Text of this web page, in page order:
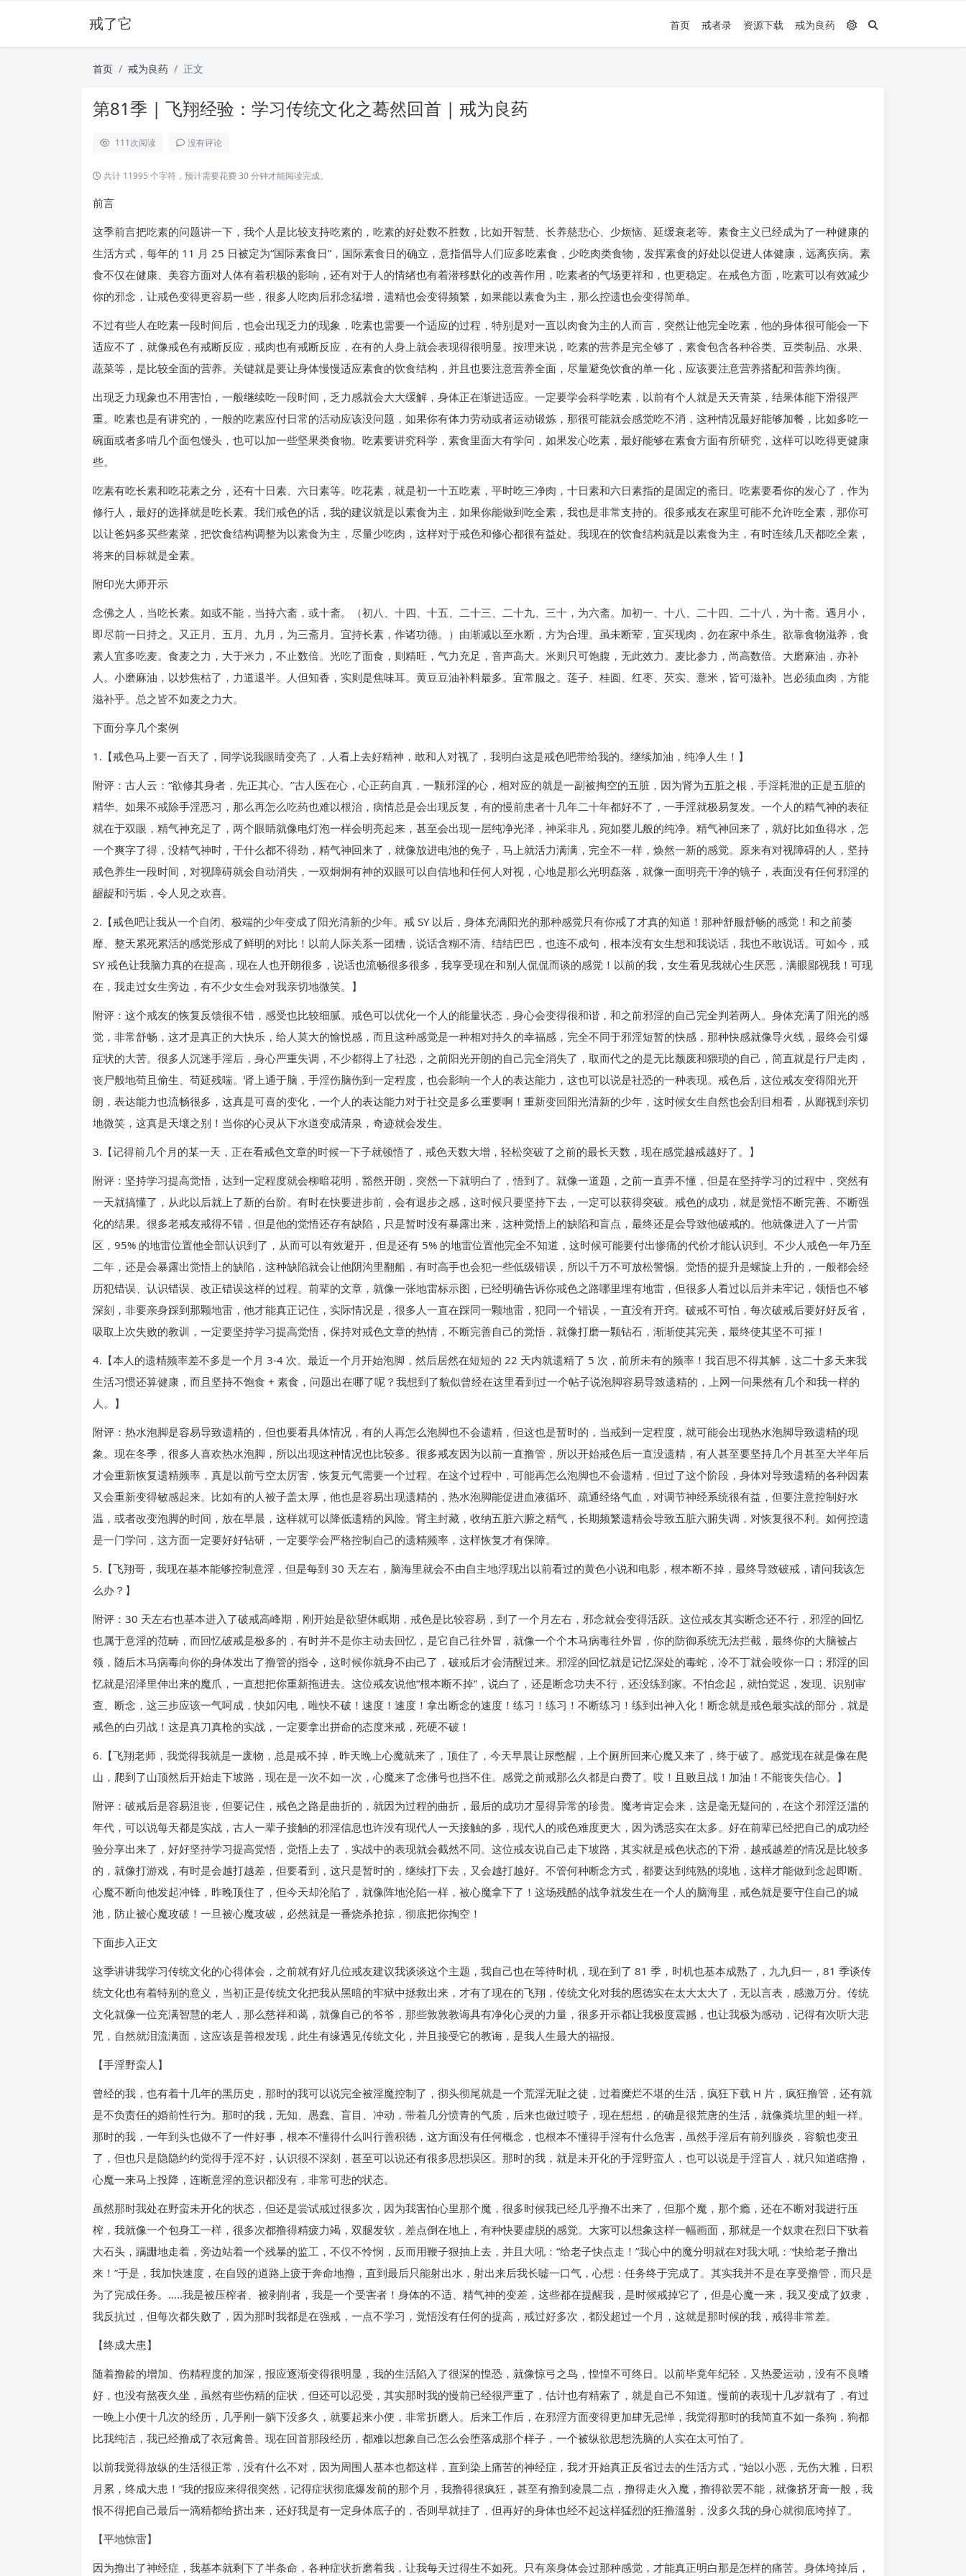
戒了它 首页 戒者录 资源下载 戒为良药
首页 戒为良药 正文
第81季 | 飞翔经验：学习传统文化之蓦然回首 | 戒为良药
111次阅读 没有评论
共计 11995 个字符，预计需要花费 30 分钟才能阅读完成。
前言
这季前言把吃素的问题讲一下，我个人是比较支持吃素的，吃素的好处数不胜数，比如开智慧、长养慈悲心、少烦恼、延缓衰老等。素食主义已经成为了一种健康的
生活方式，每年的 11 月 25 日被定为“国际素食日”，国际素食日的确立，意指倡导人们应多吃素食，少吃肉类食物，发挥素食的好处以促进人体健康，远离疾病。素
食不仅在健康、美容方面对人体有着积极的影响，还有对于人的情绪也有着潜移默化的改善作用，吃素者的气场更祥和，也更稳定。在戒色方面，吃素可以有效减少
你的邪念，让戒色变得更容易一些，很多人吃肉后邪念猛增，遗精也会变得频繁，如果能以素食为主，那么控遗也会变得简单。
不过有些人在吃素一段时间后，也会出现乏力的现象，吃素也需要一个适应的过程，特别是对一直以肉食为主的人而言，突然让他完全吃素，他的身体很可能会一下
适应不了，就像戒色有戒断反应，戒肉也有戒断反应，在有的人身上就会表现得很明显。按理来说，吃素的营养是完全够了，素食包含各种谷类、豆类制品、水果、
蔬菜等，是比较全面的营养。关键就是要让身体慢慢适应素食的饮食结构，并且也要注意营养全面，尽量避免饮食的单一化，应该要注意营养搭配和营养均衡。
出现乏力现象也不用害怕，一般继续吃一段时间，乏力感就会大大缓解，身体正在渐进适应。一定要学会科学吃素，以前有个人就是天天青菜，结果体能下滑很严
重。吃素也是有讲究的，一般的吃素应付日常的活动应该没问题，如果你有体力劳动或者运动锻炼，那很可能就会感觉吃不消，这种情况最好能够加餐，比如多吃一
碗面或者多啃几个面包馒头，也可以加一些坚果类食物。吃素要讲究科学，素食里面大有学问，如果发心吃素，最好能够在素食方面有所研究，这样可以吃得更健康
些。
吃素有吃长素和吃花素之分，还有十日素、六日素等。吃花素，就是初一十五吃素，平时吃三净肉，十日素和六日素指的是固定的斋日。吃素要看你的发心了，作为
修行人，最好的选择就是吃长素。我们戒色的话，我的建议就是以素食为主，如果你能做到吃全素，我也是非常支持的。很多戒友在家里可能不允许吃全素，那你可
以让爸妈多买些素菜，把饮食结构调整为以素食为主，尽量少吃肉，这样对于戒色和修心都很有益处。我现在的饮食结构就是以素食为主，有时连续几天都吃全素，
将来的目标就是全素。
附印光大师开示
念佛之人，当吃长素。如或不能，当持六斋，或十斋。（初八、十四、十五、二十三、二十九、三十，为六斋。加初一、十八、二十四、二十八，为十斋。遇月小，
即尽前一日持之。又正月、五月、九月，为三斋月。宜持长素，作诸功德。）由渐减以至永断，方为合理。虽未断荤，宜买现肉，勿在家中杀生。欲靠食物滋养，食
素人宜多吃麦。食麦之力，大于米力，不止数倍。光吃了面食，则精旺，气力充足，音声高大。米则只可饱腹，无此效力。麦比参力，尚高数倍。大磨麻油，亦补
人。小磨麻油，以炒焦枯了，力道退半。人但知香，实则是焦味耳。黄豆豆油补料最多。宜常服之。莲子、桂圆、红枣、芡实、薏米，皆可滋补。岂必须血肉，方能
滋补乎。总之皆不如麦之力大。
下面分享几个案例
1.【戒色马上要一百天了，同学说我眼睛变亮了，人看上去好精神，敢和人对视了，我明白这是戒色吧带给我的。继续加油，纯净人生！】
附评：古人云：“欲修其身者，先正其心。”古人医在心，心正药自真，一颗邪淫的心，相对应的就是一副被掏空的五脏，因为肾为五脏之根，手淫耗泄的正是五脏的
精华。如果不戒除手淫恶习，那么再怎么吃药也难以根治，病情总是会出现反复，有的慢前患者十几年二十年都好不了，一手淫就极易复发。一个人的精气神的表征
就在于双眼，精气神充足了，两个眼睛就像电灯泡一样会明亮起来，甚至会出现一层纯净光泽，神采非凡，宛如婴儿般的纯净。精气神回来了，就好比如鱼得水，怎
一个爽字了得，没精气神时，干什么都不得劲，精气神回来了，就像放进电池的兔子，马上就活力满满，完全不一样，焕然一新的感觉。原来有对视障碍的人，坚持
戒色养生一段时间，对视障碍就会自动消失，一双炯炯有神的双眼可以自信地和任何人对视，心地是那么光明磊落，就像一面明亮干净的镜子，表面没有任何邪淫的
龌龊和污垢，令人见之欢喜。
2.【戒色吧让我从一个自闭、极端的少年变成了阳光清新的少年。戒 SY 以后，身体充满阳光的那种感觉只有你戒了才真的知道！那种舒服舒畅的感觉！和之前萎
靡、整天累死累活的感觉形成了鲜明的对比！以前人际关系一团糟，说话含糊不清、结结巴巴，也连不成句，根本没有女生想和我说话，我也不敢说话。可如今，戒
SY 戒色让我脑力真的在提高，现在人也开朗很多，说话也流畅很多很多，我享受现在和别人侃侃而谈的感觉！以前的我，女生看见我就心生厌恶，满眼鄙视我！可现
在，我走过女生旁边，有不少女生会对我亲切地微笑。】
附评：这个戒友的恢复反馈很不错，感受也比较细腻。戒色可以优化一个人的能量状态，身心会变得很和谐，和之前邪淫的自己完全判若两人。身体充满了阳光的感
觉，非常舒畅，这才是真正的大快乐，给人莫大的愉悦感，而且这种感觉是一种相对持久的幸福感，完全不同于邪淫短暂的快感，那种快感就像导火线，最终会引爆
症状的大苦。很多人沉迷手淫后，身心严重失调，不少都得上了社恐，之前阳光开朗的自己完全消失了，取而代之的是无比颓废和猥琐的自己，简直就是行尸走肉，
丧尸般地苟且偷生、苟延残喘。肾上通于脑，手淫伤脑伤到一定程度，也会影响一个人的表达能力，这也可以说是社恐的一种表现。戒色后，这位戒友变得阳光开
朗，表达能力也流畅很多，这真是可喜的变化，一个人的表达能力对于社交是多么重要啊！重新变回阳光清新的少年，这时候女生自然也会刮目相看，从鄙视到亲切
地微笑，这真是天壤之别！当你的心灵从下水道变成清泉，奇迹就会发生。
3.【记得前几个月的某一天，正在看戒色文章的时候一下子就顿悟了，戒色天数大增，轻松突破了之前的最长天数，现在感觉越戒越好了。】
附评：坚持学习提高觉悟，达到一定程度就会柳暗花明，豁然开朗，突然一下就明白了，悟到了。就像一道题，之前一直弄不懂，但是在坚持学习的过程中，突然有
一天就搞懂了，从此以后就上了新的台阶。有时在快要进步前，会有退步之感，这时候只要坚持下去，一定可以获得突破。戒色的成功，就是觉悟不断完善、不断强
化的结果。很多老戒友戒得不错，但是他的觉悟还存有缺陷，只是暂时没有暴露出来，这种觉悟上的缺陷和盲点，最终还是会导致他破戒的。他就像进入了一片雷
区，95% 的地雷位置他全部认识到了，从而可以有效避开，但是还有 5% 的地雷位置他完全不知道，这时候可能要付出惨痛的代价才能认识到。不少人戒色一年乃至
二年，还是会暴露出觉悟上的缺陷，这种缺陷就会让他阴沟里翻船，有时高手也会犯一些低级错误，所以千万不可放松警惕。觉悟的提升是螺旋上升的，一般都会经
历犯错误、认识错误、改正错误这样的过程。前辈的文章，就像一张地雷标示图，已经明确告诉你戒色之路哪里埋有地雷，但很多人看过以后并未牢记，领悟也不够
深刻，非要亲身踩到那颗地雷，他才能真正记住，实际情况是，很多人一直在踩同一颗地雷，犯同一个错误，一直没有开窍。破戒不可怕，每次破戒后要好好反省，
吸取上次失败的教训，一定要坚持学习提高觉悟，保持对戒色文章的热情，不断完善自己的觉悟，就像打磨一颗钻石，渐渐使其完美，最终使其坚不可摧！
4.【本人的遗精频率差不多是一个月 3-4 次。最近一个月开始泡脚，然后居然在短短的 22 天内就遗精了 5 次，前所未有的频率！我百思不得其解，这二十多天来我
生活习惯还算健康，而且坚持不饱食 + 素食，问题出在哪了呢？我想到了貌似曾经在这里看到过一个帖子说泡脚容易导致遗精的，上网一问果然有几个和我一样的
人。】
附评：热水泡脚是容易导致遗精的，但也要看具体情况，有的人再怎么泡脚也不会遗精，但这也是暂时的，当戒到一定程度，就可能会出现热水泡脚导致遗精的现
象。现在冬季，很多人喜欢热水泡脚，所以出现这种情况也比较多。很多戒友因为以前一直撸管，所以开始戒色后一直没遗精，有人甚至要坚持几个月甚至大半年后
才会重新恢复遗精频率，真是以前亏空太厉害，恢复元气需要一个过程。在这个过程中，可能再怎么泡脚也不会遗精，但过了这个阶段，身体对导致遗精的各种因素
又会重新变得敏感起来。比如有的人被子盖太厚，他也是容易出现遗精的，热水泡脚能促进血液循环、疏通经络气血，对调节神经系统很有益，但要注意控制好水
温，或者改变泡脚的时间，放在早晨，这样就可以降低遗精的风险。肾主封藏，收纳五脏六腑之精气，长期频繁遗精会导致五脏六腑失调，对恢复很不利。如何控遗
是一门学问，这方面一定要好好钻研，一定要学会严格控制自己的遗精频率，这样恢复才有保障。
5.【飞翔哥，我现在基本能够控制意淫，但是每到 30 天左右，脑海里就会不由自主地浮现出以前看过的黄色小说和电影，根本断不掉，最终导致破戒，请问我该怎
么办？】
附评：30 天左右也基本进入了破戒高峰期，刚开始是欲望休眠期，戒色是比较容易，到了一个月左右，邪念就会变得活跃。这位戒友其实断念还不行，邪淫的回忆
也属于意淫的范畴，而回忆破戒是极多的，有时并不是你主动去回忆，是它自己往外冒，就像一个个木马病毒往外冒，你的防御系统无法拦截，最终你的大脑被占
领，随后木马病毒向你的身体发出了撸管的指令，这时候你就身不由己了，破戒后才会清醒过来。邪淫的回忆就是记忆深处的毒蛇，冷不丁就会咬你一口；邪淫的回
忆就是沼泽里伸出来的魔爪，一直想把你重新拖进去。这位戒友说他“根本断不掉”，说白了，还是断念功夫不行，还没练到家。不怕念起，就怕觉迟，发现、识别审
查、断念，这三步应该一气呵成，快如闪电，唯快不破！速度！速度！拿出断念的速度！练习！练习！不断练习！练到出神入化！断念就是戒色最实战的部分，就是
戒色的白刃战！这是真刀真枪的实战，一定要拿出拼命的态度来戒，死硬不破！
6.【飞翔老师，我觉得我就是一废物，总是戒不掉，昨天晚上心魔就来了，顶住了，今天早晨让尿憋醒，上个厕所回来心魔又来了，终于破了。感觉现在就是像在爬
山，爬到了山顶然后开始走下坡路，现在是一次不如一次，心魔来了念佛号也挡不住。感觉之前戒那么久都是白费了。哎！且败且战！加油！不能丧失信心。】
附评：破戒后是容易沮丧，但要记住，戒色之路是曲折的，就因为过程的曲折，最后的成功才显得异常的珍贵。魔考肯定会来，这是毫无疑问的，在这个邪淫泛滥的
年代，可以说每天都是实战，古人一辈子接触的邪淫信息也许没有现代人一天接触的多，现代人的戒色难度更大，因为诱惑实在太多。好在前辈已经把自己的成功经
验分享出来了，好好坚持学习提高觉悟，觉悟上去了，实战中的表现就会截然不同。这位戒友说自己走下坡路，其实就是戒色状态的下滑，越戒越差的情况是比较多
的，就像打游戏，有时是会越打越差，但要看到，这只是暂时的，继续打下去，又会越打越好。不管何种断念方式，都要达到纯熟的境地，这样才能做到念起即断。
心魔不断向他发起冲锋，昨晚顶住了，但今天却沦陷了，就像阵地沦陷一样，被心魔拿下了！这场残酷的战争就发生在一个人的脑海里，戒色就是要守住自己的城
池，防止被心魔攻破！一旦被心魔攻破，必然就是一番烧杀抢掠，彻底把你掏空！
下面步入正文
这季讲讲我学习传统文化的心得体会，之前就有好几位戒友建议我谈谈这个主题，我自己也在等待时机，现在到了 81 季，时机也基本成熟了，九九归一，81 季谈传
统文化也有着特别的意义，当初正是传统文化把我从黑暗的牢狱中拯救出来，才有了现在的飞翔，传统文化对我的恩德实在太大太大了，无以言表，感激万分。传统
文化就像一位充满智慧的老人，那么慈祥和蔼，就像自己的爷爷，那些敦敦教诲具有净化心灵的力量，很多开示都让我极度震撼，也让我极为感动，记得有次听大悲
咒，自然就泪流满面，这应该是善根发现，此生有缘遇见传统文化，并且接受它的教诲，是我人生最大的福报。
【手淫野蛮人】
曾经的我，也有着十几年的黑历史，那时的我可以说完全被淫魔控制了，彻头彻尾就是一个荒淫无耻之徒，过着糜烂不堪的生活，疯狂下载 H 片，疯狂撸管，还有就
是不负责任的婚前性行为。那时的我，无知、愚蠢、盲目、冲动，带着几分愤青的气质，后来也做过喷子，现在想想，的确是很荒唐的生活，就像粪坑里的蛆一样。
那时的我，一年到头也做不了一件好事，根本不懂得什么叫行善积德，这方面没有任何概念，也根本不懂得手淫有什么危害，虽然手淫后有前列腺炎，容貌也变丑
了，但也只是隐隐约约觉得手淫不好，认识很不深刻，甚至可以说还有很多思想误区。那时的我，就是未开化的手淫野蛮人，也可以说是手淫盲人，就只知道瞎撸，
心魔一来马上投降，连断意淫的意识都没有，非常可悲的状态。
虽然那时我处在野蛮未开化的状态，但还是尝试戒过很多次，因为我害怕心里那个魔，很多时候我已经几乎撸不出来了，但那个魔，那个瘾，还在不断对我进行压
榨，我就像一个包身工一样，很多次都撸得精疲力竭，双腿发软，差点倒在地上，有种快要虚脱的感觉。大家可以想象这样一幅画面，那就是一个奴隶在烈日下驮着
大石头，蹒跚地走着，旁边站着一个残暴的监工，不仅不怜悯，反而用鞭子狠抽上去，并且大吼：“给老子快点走！”我心中的魔分明就在对我大吼：“快给老子撸出
来！”于是，我加快速度，在自毁的道路上疲于奔命地撸，直到最后只能射出水，射出来后我长嘘一口气，心想：任务终于完成了。其实我并不是在享受撸管，而只是
为了完成任务。…..我是被压榨者、被剥削者，我是一个受害者！身体的不适、精气神的变差，这些都在提醒我，是时候戒掉它了，但是心魔一来，我又变成了奴隶，
我反抗过，但每次都失败了，因为那时我都是在强戒，一点不学习，觉悟没有任何的提高，戒过好多次，都没超过一个月，这就是那时候的我，戒得非常差。
【终成大患】
随着撸龄的增加、伤精程度的加深，报应逐渐变得很明显，我的生活陷入了很深的惶恐，就像惊弓之鸟，惶惶不可终日。以前毕竟年纪轻，又热爱运动，没有不良嗜
好，也没有熬夜久坐，虽然有些伤精的症状，但还可以忍受，其实那时我的慢前已经很严重了，估计也有精索了，就是自己不知道。慢前的表现十几岁就有了，有过
一晚上小便十几次的经历，几乎刚一躺下没多久，就要起来小便，非常折磨人。后来工作后，在邪淫方面变得更加肆无忌惮，我觉得那时的我简直不如一条狗，狗都
比我纯洁，我已经撸成了衣冠禽兽。现在回首那段经历，都难以想象自己怎么会堕落成那个样子，一个被纵欲思想洗脑的人实在太可怕了。
以前我觉得放纵的生活很正常，没有什么不对，因为周围人基本也都这样，直到染上痛苦的神经症，我才开始真正反省过去的生活方式，“始以小恶，无伤大雅，日积
月累，终成大患！”我的报应来得很突然，记得症状彻底爆发前的那个月，我撸得很疯狂，甚至有撸到凌晨二点，撸得走火入魔，撸得欲罢不能，就像挤牙膏一般，我
恨不得把自己最后一滴精都给挤出来，还好我是有一定身体底子的，否则早就挂了，但再好的身体也经不起这样猛烈的狂撸滥射，没多久我的身心就彻底垮掉了。
【平地惊雷】
因为撸出了神经症，我基本就剩下了半条命，各种症状折磨着我，让我每天过得生不如死。只有亲身体会过那种感觉，才能真正明白那是怎样的痛苦。身体垮掉后，